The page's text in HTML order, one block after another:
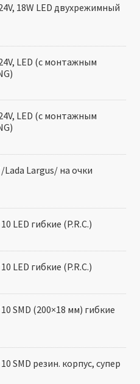
18W LED двухрежимный
LED (с монтажным
LED (с монтажным
Largus/ на очки
LED гибкие (P.R.C.)
LED гибкие (P.R.C.)
SMD (200×18 мм) гибкие
SMD резин. корпус, супер